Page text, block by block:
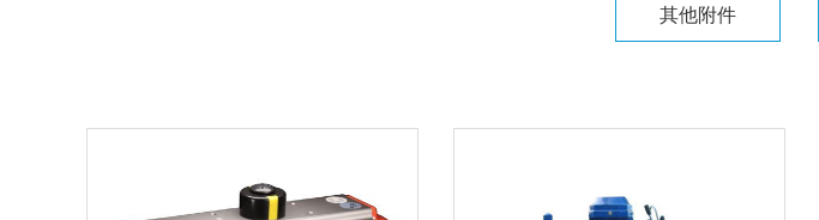
其他附件